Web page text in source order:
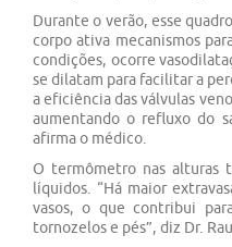
Durante o verão, esse
corpo ativa mecanismos
condições, ocorre
se dilatam para facilitar a
a eficiência das válvulas
aumentando o refluxo do
afirma o médico.
O termômetro nas alturas
líquidos. “Há maior
vasos, o que contribui
tornozelos e pés”, diz Dr.